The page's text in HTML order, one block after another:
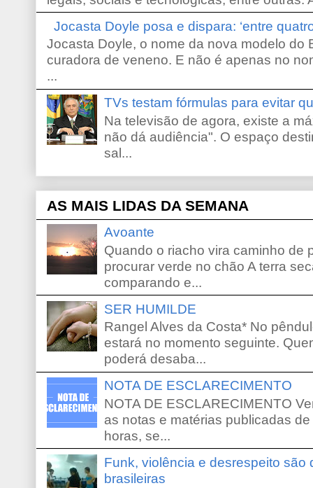
Jocasta Doyle posa e dispara: ‘entre
Jocasta Doyle, o nome da nova modelo do
curadora de veneno. E não é apenas no
...
TVs testam fórmulas para evitar
Na televisão de agora, existe a
não dá audiência". O espaço
sal...
AS MAIS LIDAS DA SEMANA
Avoante
Quando o riacho vira caminho de
procurar verde no chão A terra
comparando e...
SER HUMILDE
Rangel Alves da Costa* No
estará no momento seguinte.
poderá desaba...
NOTA DE ESCLARECIMENTO
NOTA DE ESCLARECIMENTO
as notas e matérias publicadas
horas, se...
Funk, violência e desrespeito são
brasileiras